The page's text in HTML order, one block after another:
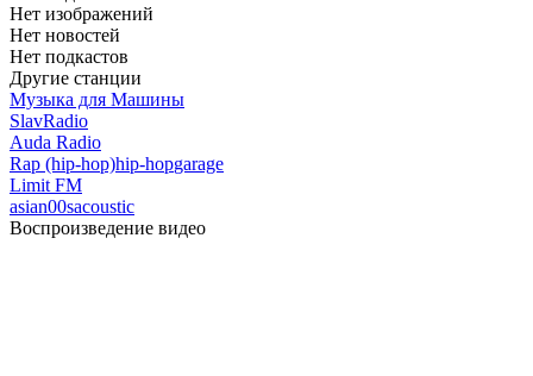
Нет изображений
Нет новостей
Нет подкастов
Другие станции
Музыка для Машины
SlavRadio
Auda Radio
Rap (hip-hop)hip-hopgarage
Limit FM
asian00sacoustic
Воспроизведение видео